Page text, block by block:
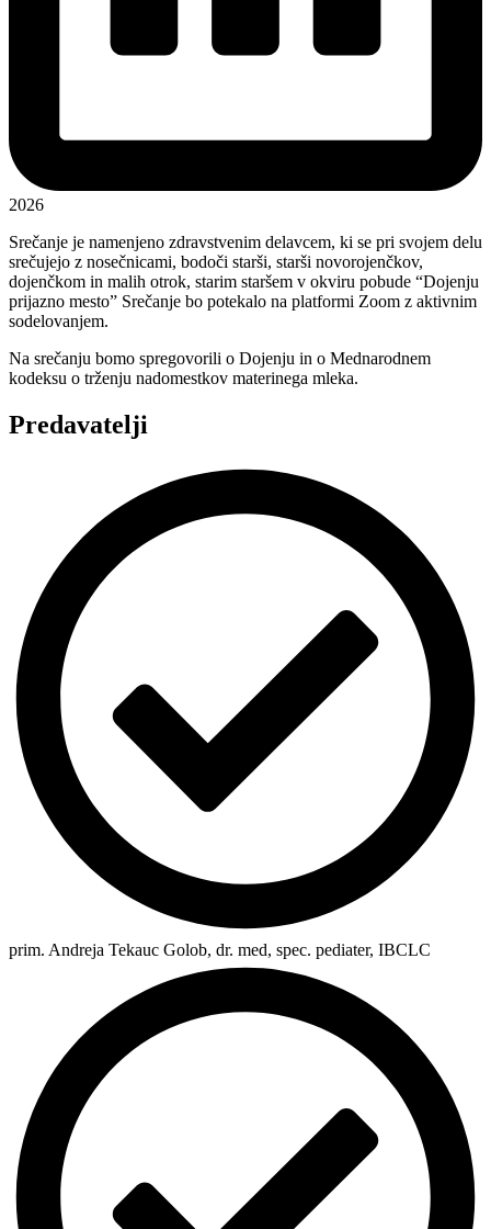
2026
Srečanje je namenjeno zdravstvenim delavcem, ki se pri svojem delu
srečujejo z nosečnicami, bodoči starši, starši novorojenčkov,
dojenčkom in malih otrok, starim staršem v okviru pobude “Dojenju
prijazno mesto” Srečanje bo potekalo na platformi Zoom z aktivnim
sodelovanjem.
Na srečanju bomo spregovorili o Dojenju in o Mednarodnem
kodeksu o trženju nadomestkov materinega mleka.
Predavatelji
prim. Andreja Tekauc Golob, dr. med, spec. pediater, IBCLC